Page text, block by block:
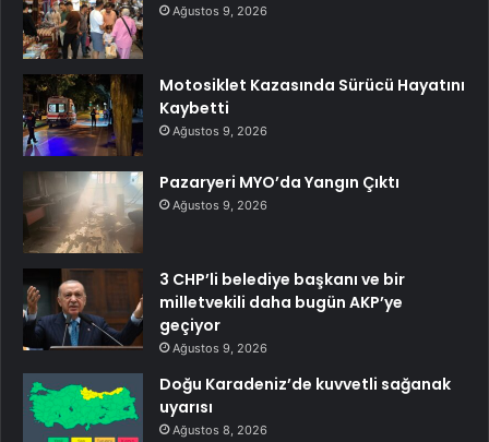
Ağustos 9, 2026
Motosiklet Kazasında Sürücü Hayatını
Kaybetti
Ağustos 9, 2026
Pazaryeri MYO’da Yangın Çıktı
Ağustos 9, 2026
3 CHP’li belediye başkanı ve bir
milletvekili daha bugün AKP’ye
geçiyor
Ağustos 9, 2026
Doğu Karadeniz’de kuvvetli sağanak
uyarısı
Ağustos 8, 2026